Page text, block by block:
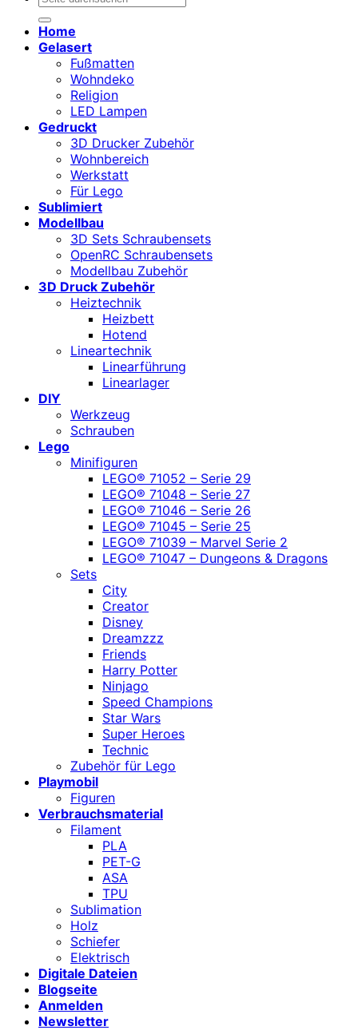
Home
Gelasert
Fußmatten
Wohndeko
Religion
LED Lampen
Gedruckt
3D Drucker Zubehör
Wohnbereich
Werkstatt
Für Lego
Sublimiert
Modellbau
3D Sets Schraubensets
OpenRC Schraubensets
Modellbau Zubehör
3D Druck Zubehör
Heiztechnik
Heizbett
Hotend
Lineartechnik
Linearführung
Linearlager
DIY
Werkzeug
Schrauben
Lego
Minifiguren
LEGO® 71052 – Serie 29
LEGO® 71048 – Serie 27
LEGO® 71046 – Serie 26
LEGO® 71045 – Serie 25
LEGO® 71039 – Marvel Serie 2
LEGO® 71047 – Dungeons & Dragons
Sets
City
Creator
Disney
Dreamzzz
Friends
Harry Potter
Ninjago
Speed Champions
Star Wars
Super Heroes
Technic
Zubehör für Lego
Playmobil
Figuren
Verbrauchsmaterial
Filament
PLA
PET-G
ASA
TPU
Sublimation
Holz
Schiefer
Elektrisch
Digitale Dateien
Blogseite
Anmelden
Newsletter